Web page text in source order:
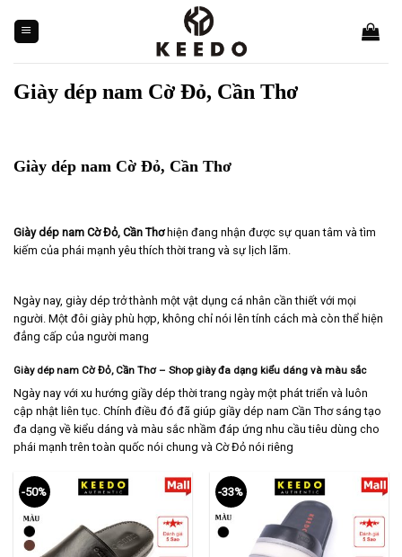
content
Giày dép nam Cờ Đỏ, Cần Thơ
Giày dép nam Cờ Đỏ, Cần Thơ
Giày dép nam Cờ Đỏ, Cần Thơ hiện đang nhận được sự quan tâm và tìm
kiếm của phái mạnh yêu thích thời trang và sự lịch lãm.
Ngày nay, giày dép trở thành một vật dụng cá nhân cần thiết với mọi
người. Một đôi giày phù hợp, không chỉ nói lên tính cách mà còn thể hiện
đẳng cấp của người mang
Giày dép nam Cờ Đỏ, Cần Thơ – Shop giày đa dạng kiểu dáng và màu sắc
Ngày nay với xu hướng giầy dép thời trang ngày một phát triển và luôn
cập nhật liên tục. Chính điều đó đã giúp giầy dép nam Cần Thơ sáng tạo
đa dạng về kiểu dáng và màu sắc nhầm đáp ứng nhu cầu tiêu dùng cho
phái mạnh trên toàn quốc nói chung và Cờ Đỏ nói riêng
-50% -33%